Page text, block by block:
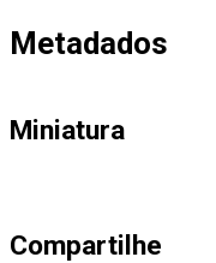
Metadados
Miniatura
Compartilhe